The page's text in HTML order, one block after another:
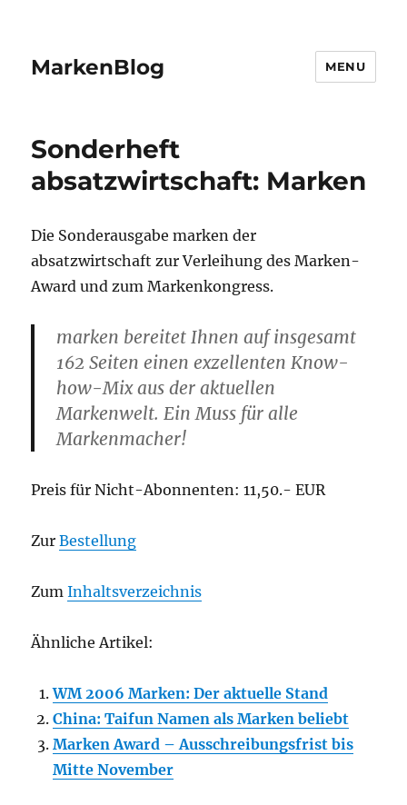
MarkenBlog MENU
Sonderheft
absatzwirtschaft: Marken
Die Sonderausgabe marken der
absatzwirtschaft zur Verleihung des Marken-
Award und zum Markenkongress.
marken bereitet Ihnen auf insgesamt
162 Seiten einen exzellenten Know-
how-Mix aus der aktuellen
Markenwelt. Ein Muss für alle
Markenmacher!
Preis für Nicht-Abonnenten: 11,50.- EUR
ZurBestellung
ZumInhaltsverzeichnis
Ähnliche Artikel:
WM 2006 Marken: Der aktuelle Stand
China: Taifun Namen als Marken beliebt
Marken Award – Ausschreibungsfrist bis
Mitte November